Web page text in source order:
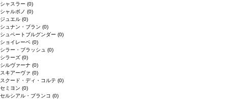
シャスラー (0)
シャルボノ (0)
ジュエル (0)
シュナン・ブラン (0)
シュペートブルグンダー (0)
ショイレーベ (0)
シラー・ブラッシュ (0)
シラーズ (0)
シルヴァーナ (0)
スキアーヴァ (0)
スクード・ディ・コルテ (0)
セミヨン (0)
セルシアル・ブランコ (0)